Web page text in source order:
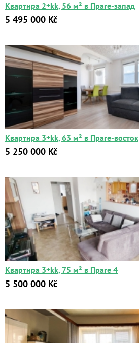
Квартира 2+kk, 56 м² в Праге-запад
5 495 000 Kč
Квартира 3+kk, 63 м² в Праге-восток
5 250 000 Kč
Квартира 3+kk, 75 м² в Праге 4
5 500 000 Kč